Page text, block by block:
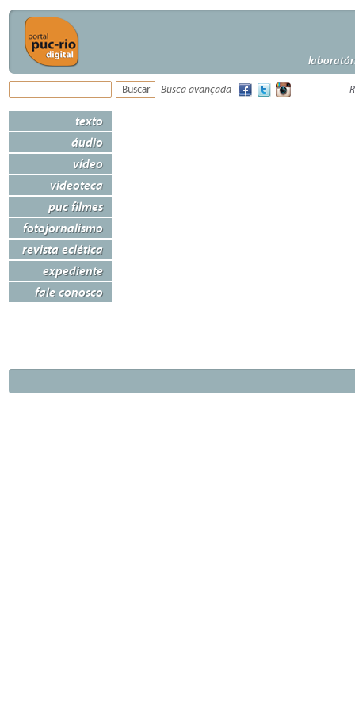
Busca avançada
texto
áudio
vídeo
videoteca
puc filmes
fotojornalismo
revista eclética
expediente
fale conosco